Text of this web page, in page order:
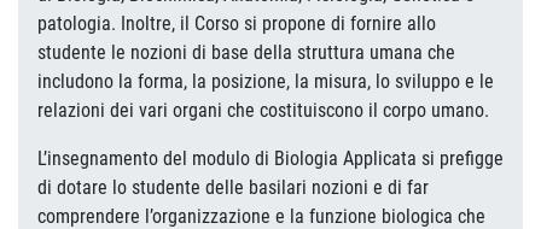
patologia. Inoltre, il Corso si propone di fornire allo
studente le nozioni di base della struttura umana che
includono la forma, la posizione, la misura, lo sviluppo e le
relazioni dei vari organi che costituiscono il corpo umano.
L’insegnamento del modulo di Biologia Applicata si prefigge
di dotare lo studente delle basilari nozioni e di far
comprendere l’organizzazione e la funzione biologica che